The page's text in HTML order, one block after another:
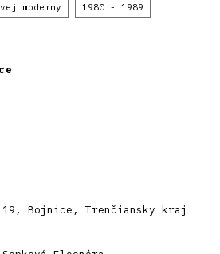
moderny 1980 - 1989
19, Bojnice, Trenčiansky kraj